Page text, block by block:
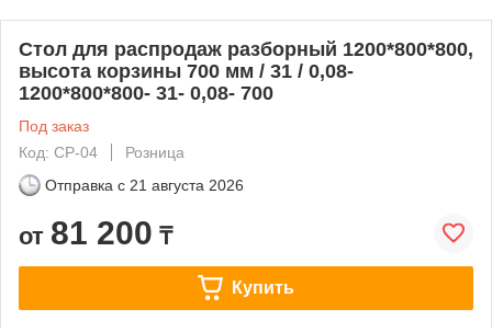
Стол для распродаж разборный 1200*800*800,
высота корзины 700 мм / 31 / 0,08-
1200*800*800- 31- 0,08- 700
Под заказ
Код: СР-04
Розница
Отправка с 21 августа 2026
от 81 200 ₸
Купить